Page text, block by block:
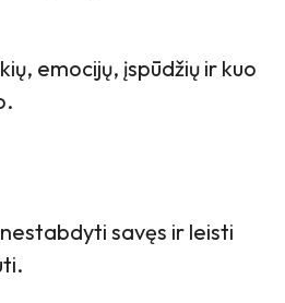
emocijų, įspūdžių ir kuo
savęs ir leisti